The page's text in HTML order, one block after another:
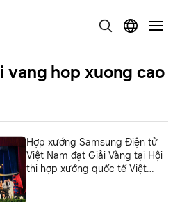
vang hop xuong cao
Hợp xướng Samsung Điện tử
Việt Nam đạt Giải Vàng tại Hội
thi hợp xướng quốc tế Việt